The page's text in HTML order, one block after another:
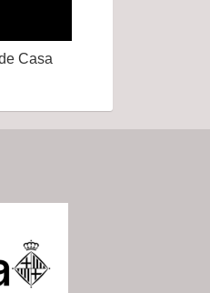
Casa